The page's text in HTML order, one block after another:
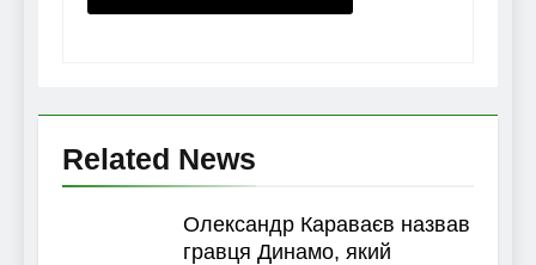
Related News
Олександр Караваєв назвав
гравця Динамо, який